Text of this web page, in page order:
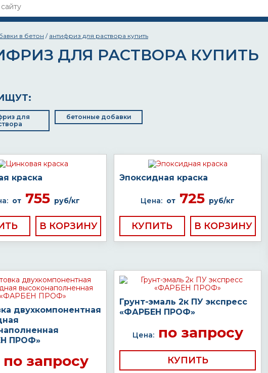
в бетон / антифриз для раствора купить
ДЛЯ РАСТВОРА КУПИТЬ
для
бетонные добавки
краска
от755 руб/кг
Эпоксидная краска
Цена: от 725 руб/кг
КУПИТЬ
двухкомпонентная
ПРОФ»
запросу
Грунт-эмаль 2к ПУ экспресс
«ФАРБЕН ПРОФ»
Цена:по запросу
КУПИТЬ